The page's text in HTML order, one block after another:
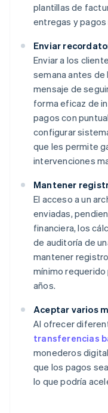
plantillas de
entregas y pagos
Enviar
Enviar a los
semana antes de
mensaje de
forma eficaz de
pagos con
configurar
que les permite
intervenciones
Mantener
El acceso a un
enviadas,
financiera, los
de auditoría de
mantener
mínimo requerido
años.
Aceptar varios
Al ofrecer
transferencias
monederos
que los pagos
lo que podría